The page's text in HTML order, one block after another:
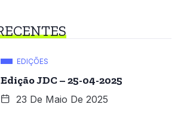
EDIÇÕES
Edição JDC – 25-04-2025
23 De Maio De 2025